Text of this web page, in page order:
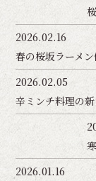
2026.02.16
春の桜坂ラーメ
2026.02.05
辛ミンチ料理の
2026.01.16